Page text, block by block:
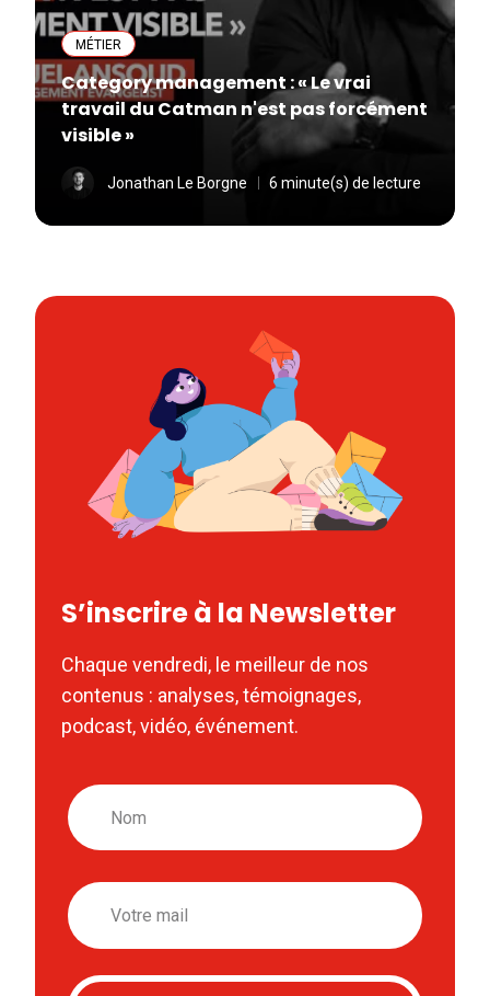
MÉTIER
Category management : « Le vrai
travail du Catman n'est pas forcément
visible »
Jonathan Le Borgne 6 minute(s) de lecture
S’inscrire à la Newsletter
Chaque vendredi, le meilleur de nos
contenus : analyses, témoignages,
podcast, vidéo, événement.
Nom
Email